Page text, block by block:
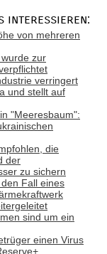
interessieren:
von mehreren
zur
verringert
und stellt auf
"Meeresbaum":
die
der
zu sichern
Fall eines
sind um ein
einen Virus